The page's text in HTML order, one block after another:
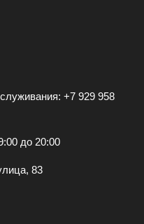
+7 929 958
до 20:00
83